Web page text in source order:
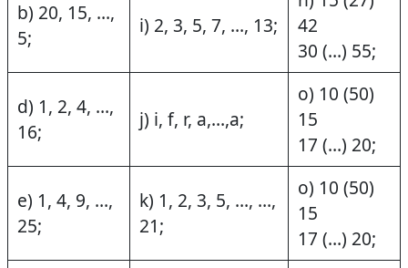
b) 20, 15, …,
5;
i) 2, 3, 5, 7, …, 13;
42
30 (…) 55;
d) 1, 2, 4, …,
16;
j) i, f, r, a,…,a;
o) 10 (50)
15
17 (…) 20;
e) 1, 4, 9, …,
25;
k) 1, 2, 3, 5, …, …,
21;
o) 10 (50)
15
17 (…) 20;